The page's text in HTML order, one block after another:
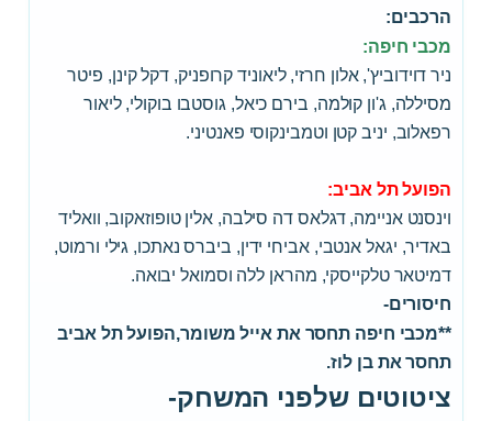
הרכבים:
מכבי חיפה:
ניר דוידוביץ', אלון חרזי, ליאוניד קרופניק, דקל קינן, פיטר
מסיללה, ג'ון קולמה, בירם כיאל, גוסטבו בוקולי, ליאור
רפאלוב, יניב קטן וטמבינקוסי פאנטיני.
הפועל תל אביב:
וינסנט אניימה, דגלאס דה סילבה, אלין טופוזאקוב, וואליד
באדיר, יגאל אנטבי, אביחי ידין, ביברס נאתכו, גילי ורמוט,
דמיטאר טלקייסקי, מהראן ללה וסמואל יבואה.
חיסורים-
**מכבי חיפה תחסר את אייל משומר,הפועל תל אביב
תחסר את בן לוז.
ציטוטים שלפני המשחק-